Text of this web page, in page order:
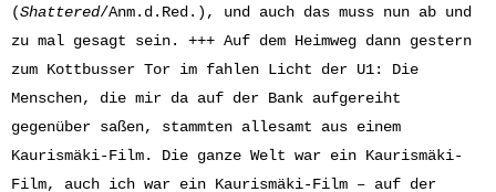
(Shattered/Anm.d.Red.), und auch das muss nun ab und
zu mal gesagt sein. +++ Auf dem Heimweg dann gestern
zum Kottbusser Tor im fahlen Licht der U1: Die
Menschen, die mir da auf der Bank aufgereiht
gegenüber saßen, stammten allesamt aus einem
Kaurismäki-Film. Die ganze Welt war ein Kaurismäki-
Film, auch ich war ein Kaurismäki-Film – auf der